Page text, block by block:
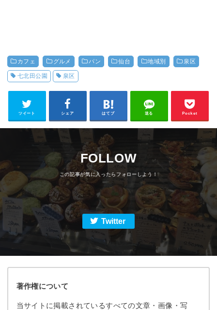
カフェ グルメ パン 仙台 地域別 泉区
七北田公園 泉区
ツイート シェア はてブ 送る Pocket
FOLLOW
Twitter
著作権について
当サイトに掲載されているすべての文章・画像・写